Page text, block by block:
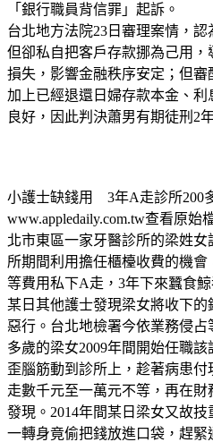
「銀行職員背信罪」起訴。
台北地方法院23日審理案情，認
但卻私自把客戶存款挪為己用
損失，影響金融秩序安定；但審
加上已經退還日婦存款本金、
良好，因此判決蕭男有期徒刑2
小護士缺錢用 3年A走診所200
www.appledaily.com.tw查看原始
北市東區一家牙醫診所的梁姓
所期間利用擔任櫃檯收費的機
等費用私下A走，3年下來蠶食
某日其他護士發現梁女將收下
惡行。台北地檢署今依業務侵
多歲的梁女2009年間開始任職
歪腦筋動到診所上，趁著病患
走數千元至一萬元不等，再在
發現。2014年間某日梁女又故
一轉身竟偷把錢放進口袋，趕